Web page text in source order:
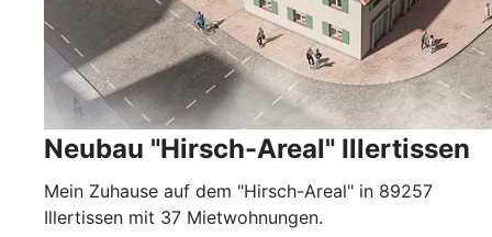
Neubau "Hirsch-Areal" Illertissen
Mein Zuhause auf dem "Hirsch-Areal" in 89257
Illertissen mit 37 Mietwohnungen.